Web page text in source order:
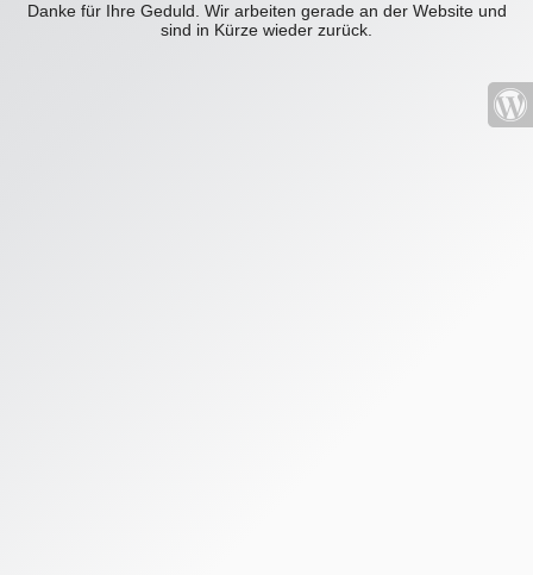
Danke für Ihre Geduld. Wir arbeiten gerade an der Website und
sind in Kürze wieder zurück.